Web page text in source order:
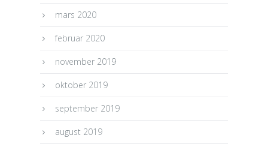
mars 2020
februar 2020
november 2019
oktober 2019
september 2019
august 2019